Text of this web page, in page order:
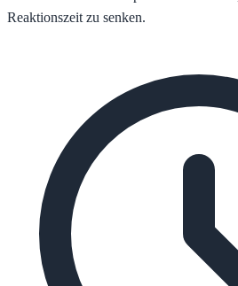
Reaktionszeit zu senken.